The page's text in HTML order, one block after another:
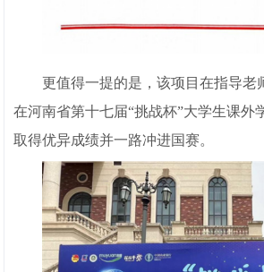
更值得一提的是，该项目在指导老
在河南省第十七届“挑战杯”大学生课外
取得优异成绩并一路冲进国赛。